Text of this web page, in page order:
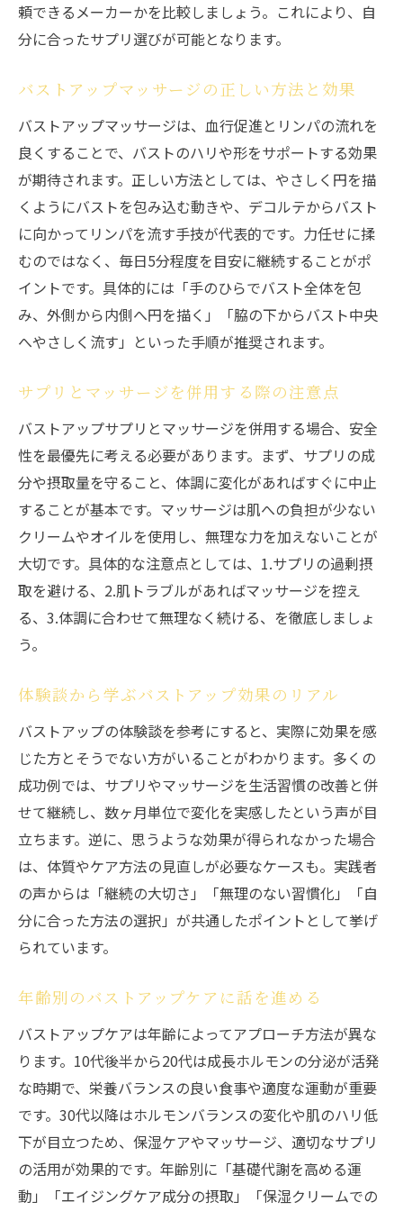
頼できるメーカーかを比較しましょう。これにより、自
分に合ったサプリ選びが可能となります。
バストアップマッサージの正しい方法と効果
バストアップマッサージは、血行促進とリンパの流れを
良くすることで、バストのハリや形をサポートする効果
が期待されます。正しい方法としては、やさしく円を描
くようにバストを包み込む動きや、デコルテからバスト
に向かってリンパを流す手技が代表的です。力任せに揉
むのではなく、毎日5分程度を目安に継続することがポ
イントです。具体的には「手のひらでバスト全体を包
み、外側から内側へ円を描く」「脇の下からバスト中央
へやさしく流す」といった手順が推奨されます。
サプリとマッサージを併用する際の注意点
バストアップサプリとマッサージを併用する場合、安全
性を最優先に考える必要があります。まず、サプリの成
分や摂取量を守ること、体調に変化があればすぐに中止
することが基本です。マッサージは肌への負担が少ない
クリームやオイルを使用し、無理な力を加えないことが
大切です。具体的な注意点としては、1.サプリの過剰摂
取を避ける、2.肌トラブルがあればマッサージを控え
る、3.体調に合わせて無理なく続ける、を徹底しましょ
う。
体験談から学ぶバストアップ効果のリアル
バストアップの体験談を参考にすると、実際に効果を感
じた方とそうでない方がいることがわかります。多くの
成功例では、サプリやマッサージを生活習慣の改善と併
せて継続し、数ヶ月単位で変化を実感したという声が目
立ちます。逆に、思うような効果が得られなかった場合
は、体質やケア方法の見直しが必要なケースも。実践者
の声からは「継続の大切さ」「無理のない習慣化」「自
分に合った方法の選択」が共通したポイントとして挙げ
られています。
年齢別のバストアップケアに話を進める
バストアップケアは年齢によってアプローチ方法が異な
ります。10代後半から20代は成長ホルモンの分泌が活発
な時期で、栄養バランスの良い食事や適度な運動が重要
です。30代以降はホルモンバランスの変化や肌のハリ低
下が目立つため、保湿ケアやマッサージ、適切なサプリ
の活用が効果的です。年齢別に「基礎代謝を高める運
動」「エイジングケア成分の摂取」「保湿クリームでの